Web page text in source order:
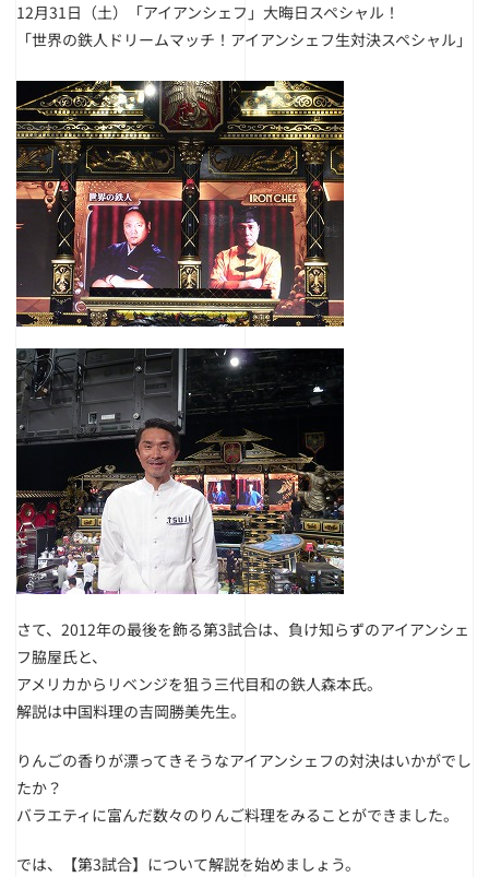
12月31日（土）「アイアンシェフ」大晦日スペシャル！
「世界の鉄人ドリームマッチ！アイアンシェフ生対決スペシャル」
さて、2012年の最後を飾る第3試合は、 負け知らずのアイアンシェ
フ脇屋氏と、
アメリカからリベンジを狙う三代目和の鉄人森本氏。
解説は中国料理の吉岡勝美先生。
りんごの香りが漂ってきそうなアイアンシェフの対決はいかがでし
たか？
バラエティに富んだ数々のりんご料理をみることができました。
では、【第3試合】について解説を始めましょう。